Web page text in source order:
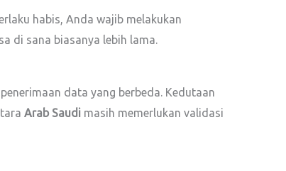
habis, Anda wajib melakukan
di sana biasanya lebih lama.
data yang berbeda. Kedutaan
Arab Saudi masih memerlukan validasi